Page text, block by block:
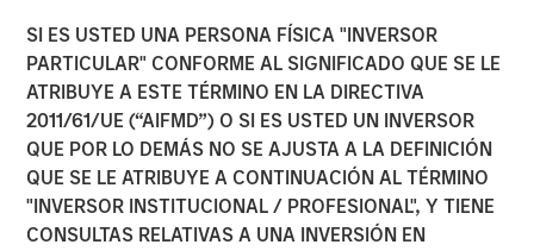
SI ES USTED UNA PERSONA FÍSICA "INVERSOR
PARTICULAR" CONFORME AL SIGNIFICADO QUE SE LE
ATRIBUYE A ESTE TÉRMINO EN LA DIRECTIVA
2011/61/UE (“AIFMD”) O SI ES USTED UN INVERSOR
QUE POR LO DEMÁS NO SE AJUSTA A LA DEFINICIÓN
QUE SE LE ATRIBUYE A CONTINUACIÓN AL TÉRMINO
"INVERSOR INSTITUCIONAL / PROFESIONAL", Y TIENE
CONSULTAS RELATIVAS A UNA INVERSIÓN EN
INSIGHTS